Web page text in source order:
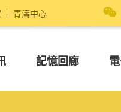
青濤中心
記憶回廊